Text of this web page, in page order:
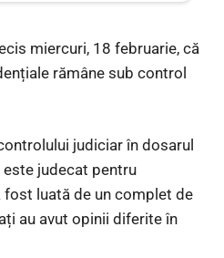
miercuri, 18 februarie, că
rămâne sub control
judiciar în dosarul
este judecat pentru
luată de un complet de
au avut opinii diferite în